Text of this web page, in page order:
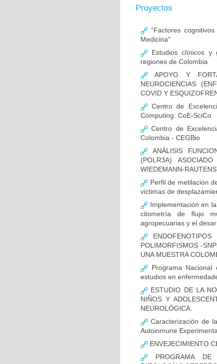
Proyectos
“Factores
Medicina"
Estudios clínicos y
regiones de Colombia
APOYO Y
NEUROCIENCIAS
COVID Y
Centro de
Computing: CoE-SciCo
Centro de
Colombia - CEGBio
ANÁLISIS
(POLR3A)
WIEDEMANN-
Perfil de metilación
victimas de
Implementación en
citometría de flujo
agropecuarias y el
POLIMORFISMOS -
UNA MUESTRA
Programa Nacional
estudios en
ESTUDIO DE LA
NIÑOS Y
NEUROLÓGICA.
Caracterización de
Autoinmune
ENVEJECIMIENTO
PROGRAMA DE